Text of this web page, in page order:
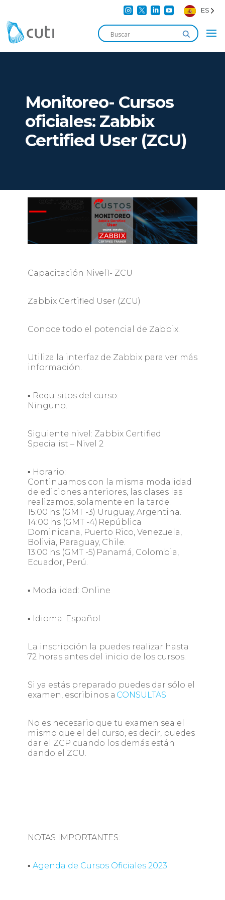
    ES
Monitoreo- Cursos
oficiales: Zabbix
Certified User (ZCU)
Capacitación Nivel1- ZCU
Zabbix Certified User (ZCU)
Conoce todo el potencial de Zabbix.
Utiliza la interfaz de Zabbix para ver más
información.
▪ Requisitos del curso:
Ninguno.
Siguiente nivel: Zabbix Certified
Specialist – Nivel 2
▪ Horario:
Continuamos con la misma modalidad
de ediciones anteriores, las clases las
realizamos, solamente en la tarde:
15:00 hs (GMT -3) Uruguay, Argentina.
14:00 hs (GMT -4) República
Dominicana, Puerto Rico, Venezuela,
Bolivia, Paraguay, Chile.
13:00 hs (GMT -5) Panamá, Colombia,
Ecuador, Perú.
▪ Modalidad: Online
▪ Idioma: Español
La inscripción la puedes realizar hasta
72 horas antes del inicio de los cursos.
Si ya estás preparado puedes dar sólo el
examen, escribinos a CONSULTAS
No es necesario que tu examen sea el
mismo que el del curso, es decir, puedes
dar el ZCP cuando los demás están
dando el ZCU.
NOTAS IMPORTANTES:
▪ Agenda de Cursos Oficiales 2023